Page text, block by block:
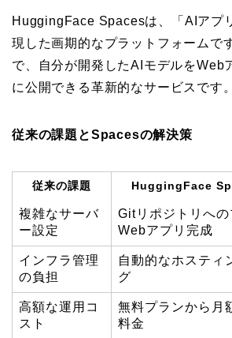
HuggingFace Spacesは、「AIアプ
現した画期的なプラットフォームで
で、自分が開発したAIモデルをWeb
に公開できる革新的なサービスです。
従来の課題とSpacesの解決策
従来の課題 HuggingFace
複雑なサーバ
ー設定
Gitリポジトリへ
Webアプリ完成
インフラ管理
の負担
自動的なホスティ
グ
高額な運用コ
スト
無料プランから月
料金